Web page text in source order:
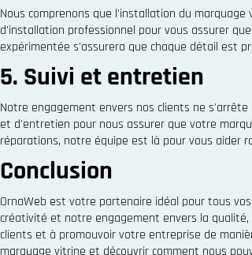
Nous comprenons que l'installation du
d'installation professionnel pour vous assurer
expérimentée s'assurera que chaque détail est
5. Suivi et entretien
Notre engagement envers nos clients ne
et d'entretien pour nous assurer que votre
réparations, notre équipe est là pour vous aider
Conclusion
OrnaWeb est votre partenaire idéal pour tous
créativité et notre engagement envers la
clients et à promouvoir votre entreprise de
marquage vitrine et découvrir comment nous